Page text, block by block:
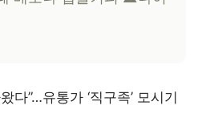
다”…유통가 ‘직구족’ 모시기